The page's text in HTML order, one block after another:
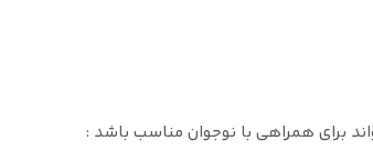
برای همراهی با نوجوان مناسب باشد :